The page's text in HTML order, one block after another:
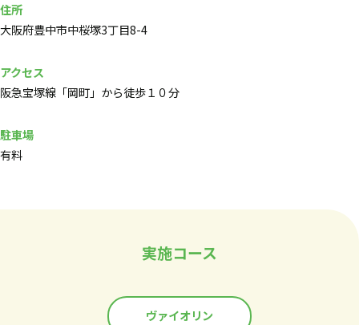
住所
大阪府豊中市中桜塚3丁目8-4
アクセス
阪急宝塚線「岡町」から徒歩１０分
駐車場
有料
実施コース
ヴァイオリン